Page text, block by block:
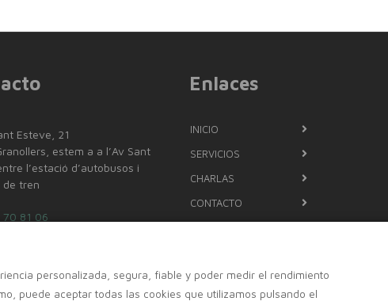
Esteve, 21
estem a a l’Av Sant
l’estació d’autobusos i
de tren
81 06
Enlaces
INICIO
SERVICIOS
CHARLAS
CONTACTO
personalizada, segura, fiable y poder medir el rendimiento
puede aceptar todas las cookies que utilizamos pulsando el